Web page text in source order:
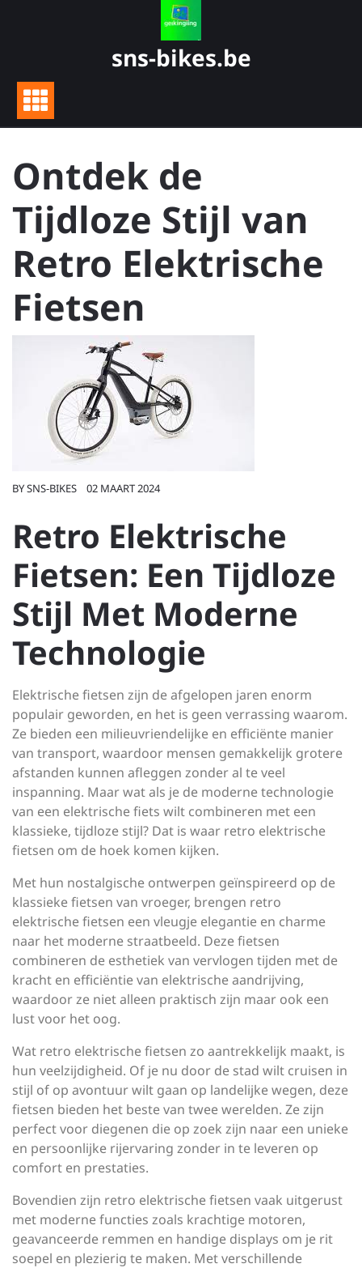
sns-bikes.be
Ontdek de
Tijdloze Stijl van
Retro Elektrische
Fietsen
BYSNS-BIKES 02 MAART 2024
Retro Elektrische
Fietsen: Een Tijdloze
Stijl Met Moderne
Technologie
Elektrische fietsen zijn de afgelopen jaren enorm
populair geworden, en het is geen verrassing waarom.
Ze bieden een milieuvriendelijke en efficiënte manier
van transport, waardoor mensen gemakkelijk grotere
afstanden kunnen afleggen zonder al te veel
inspanning. Maar wat als je de moderne technologie
van een elektrische fiets wilt combineren met een
klassieke, tijdloze stijl? Dat is waar retro elektrische
fietsen om de hoek komen kijken.
Met hun nostalgische ontwerpen geïnspireerd op de
klassieke fietsen van vroeger, brengen retro
elektrische fietsen een vleugje elegantie en charme
naar het moderne straatbeeld. Deze fietsen
combineren de esthetiek van vervlogen tijden met de
kracht en efficiëntie van elektrische aandrijving,
waardoor ze niet alleen praktisch zijn maar ook een
lust voor het oog.
Wat retro elektrische fietsen zo aantrekkelijk maakt, is
hun veelzijdigheid. Of je nu door de stad wilt cruisen in
stijl of op avontuur wilt gaan op landelijke wegen, deze
fietsen bieden het beste van twee werelden. Ze zijn
perfect voor diegenen die op zoek zijn naar een unieke
en persoonlijke rijervaring zonder in te leveren op
comfort en prestaties.
Bovendien zijn retro elektrische fietsen vaak uitgerust
met moderne functies zoals krachtige motoren,
geavanceerde remmen en handige displays om je rit
soepel en plezierig te maken. Met verschillende